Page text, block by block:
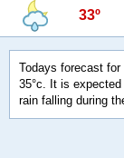
33º
Todays forecast for
35°c. It is
rain falling during